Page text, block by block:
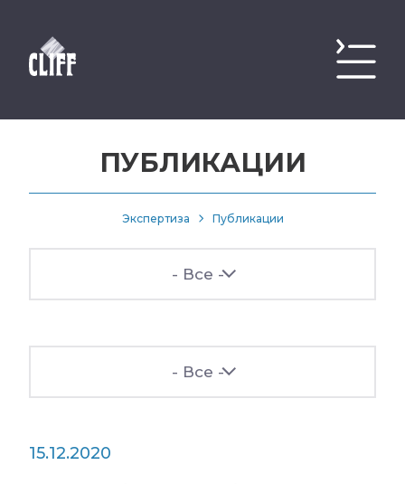
ПУБЛИКАЦИИ
Экспертиза Публикации
- Все -
- Все -
15.12.2020